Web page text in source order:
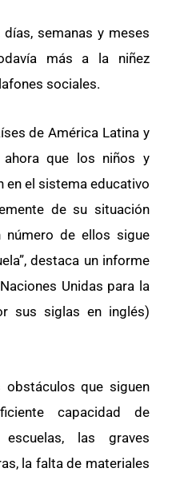
semanas y meses
más a la niñez
sociales.
de América Latina y
ahora que los niños y
en el sistema educativo
de su situación
número de ellos sigue
destaca un informe
Unidas para la
sus siglas en inglés)
que siguen
capacidad de
las graves
la falta de materiales